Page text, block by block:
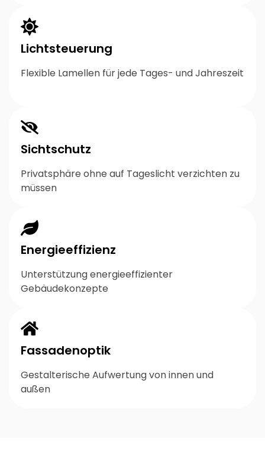
Lichtsteuerung
Flexible Lamellen für jede Tages- und Jahreszeit
Sichtschutz
Privatsphäre ohne auf Tageslicht verzichten zu
müssen
Energieeffizienz
Unterstützung energieeffizienter
Gebäudekonzepte
Fassadenoptik
Gestalterische Aufwertung von innen und
außen